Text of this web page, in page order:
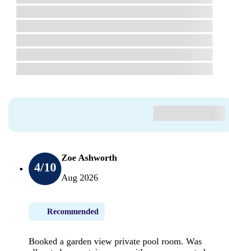
4/10
Zoe Ashworth
Aug 2026
Recommended
Booked a garden view private pool room. Was